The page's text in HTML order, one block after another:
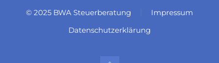
© 2025 BWA Steuerberatung
Impressum
Datenschutzerklärung